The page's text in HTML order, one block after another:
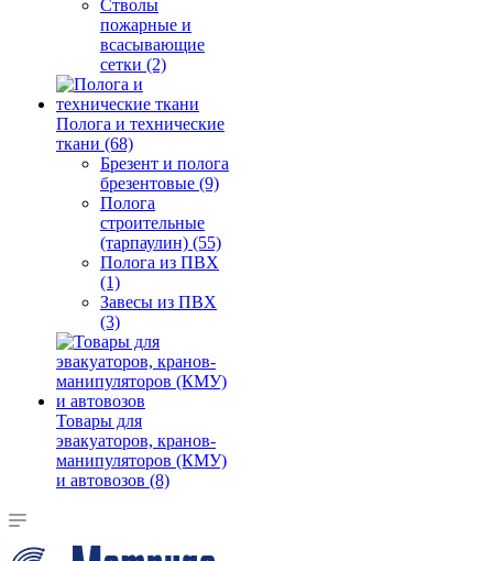
Стволы
пожарные и
всасывающие
сетки (2)
Полога и технические
ткани (68)
Брезент и полога
брезентовые (9)
Полога
строительные
(тарпаулин) (55)
Полога из ПВХ
(1)
Завесы из ПВХ
(3)
Товары для
эвакуаторов, кранов-
манипуляторов (КМУ)
и автовозов (8)